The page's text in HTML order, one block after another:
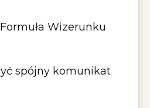
Wizerunku
spójny komunikat